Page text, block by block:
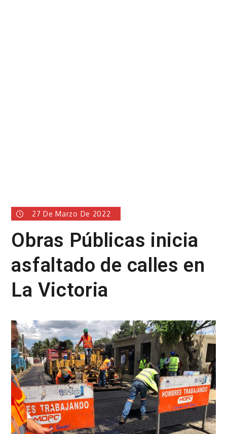
27 De Marzo De 2022
Obras Públicas inicia
asfaltado de calles en
La Victoria